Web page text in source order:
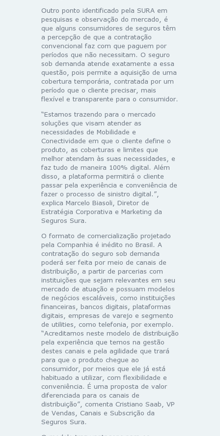
Outro ponto identificado pela SURA em
pesquisas e observação do mercado, é
que alguns consumidores de seguros têm
a percepção de que a contratação
convencional faz com que paguem por
períodos que não necessitam. O seguro
sob demanda atende exatamente a essa
questão, pois permite a aquisição de uma
cobertura temporária, contratada por um
período que o cliente precisar, mais
flexível e transparente para o consumidor.
“Estamos trazendo para o mercado
soluções que visam atender as
necessidades de Mobilidade e
Conectividade em que o cliente define o
produto, as coberturas e limites que
melhor atendam às suas necessidades, e
faz tudo de maneira 100% digital. Além
disso, a plataforma permitirá o cliente
passar pela experiência e conveniência de
fazer o processo de sinistro digital.”,
explica Marcelo Biasoli, Diretor de
Estratégia Corporativa e Marketing da
Seguros Sura.
O formato de comercialização projetado
pela Companhia é inédito no Brasil. A
contratação do seguro sob demanda
poderá ser feita por meio de canais de
distribuição, a partir de parcerias com
instituições que sejam relevantes em seu
mercado de atuação e possuam modelos
de negócios escaláveis, como instituições
financeiras, bancos digitais, plataformas
digitais, empresas de varejo e segmento
de utilities, como telefonia, por exemplo.
“Acreditamos neste modelo de distribuição
pela experiência que temos na gestão
destes canais e pela agilidade que trará
para que o produto chegue ao
consumidor, por meios que ele já está
habituado a utilizar, com flexibilidade e
conveniência. É uma proposta de valor
diferenciada para os canais de
distribuição”, comenta Cristiano Saab, VP
de Vendas, Canais e Subscrição da
Seguros Sura.